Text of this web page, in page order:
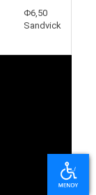
Φ6,50
Sandvick